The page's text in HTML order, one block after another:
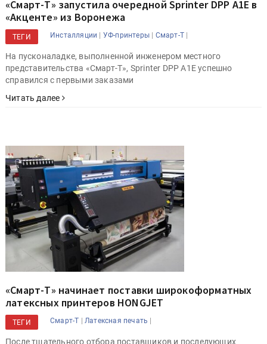
«Смарт-Т» запустила очередной Sprinter DPP A1E в
«Акценте» из Воронежа
ТЕГИ Инсталляции | УФ-принтеры | Смарт-Т |
На пусконаладке, выполненной инженером местного
представительства «Смарт-Т», Sprinter DPP A1E успешно
справился с первыми заказами
Читать далее
«Смарт-Т» начинает поставки широкоформатных
латексных принтеров HONGJET
ТЕГИ Смарт-Т |Латексная печать |
После тщательного отбора поставщиков и последующих